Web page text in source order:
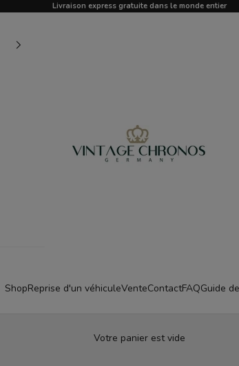
Livraison express gratuite dans le monde entier
Vintage Chronos Germany
ShopReprise d'un véhiculeVenteContactFAQGuide
Votre panier est vide